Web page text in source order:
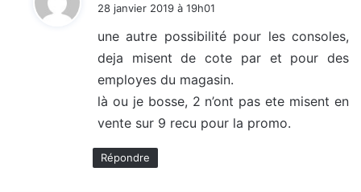
:
28 janvier 2019 à 19h01
une autre possibilité pour les consoles,
deja misent de cote par et pour des
employes du magasin.
là ou je bosse, 2 n’ont pas ete misent en
vente sur 9 recu pour la promo.
Répondre